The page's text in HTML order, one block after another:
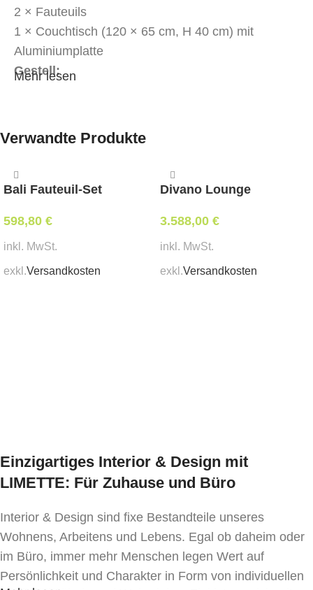
2 × Fauteuils
1 × Couchtisch (120 × 65 cm, H 40 cm) mit
Aluminiumplatte
Gestell:
Ausführung:
Hochwertige Bespannung aus dunklen
Textilschnüren
Bequeme, wasserabweisende Kissen in
Ausdrucksstarke Kontraste zwischen dunklem
2er Bank: Breite 177 cm · Tiefe 73 cm ·
Fauteuil (jeweils): Breite 77 cm · Tiefe 79 cm ·
Sitzhöhe 43 cm · Gesamthöhe 80 cm
Tisch:
Mehr lesen
Verwandte Produkte
Bali Fauteuil-Set
598,80 €
inkl. MwSt.
exkl.Versandkosten
Divano Lounge
3.588,00 €
inkl. MwSt.
exkl.Versandkosten
Einzigartiges Interior & Design mit
LIMETTE: Für Zuhause und Büro
Interior & Design sind fixe Bestandteile unseres
Wohnens, Arbeitens und Lebens. Egal ob daheim oder
im Büro, immer mehr Menschen legen Wert auf
Persönlichkeit und Charakter in Form von individuellen